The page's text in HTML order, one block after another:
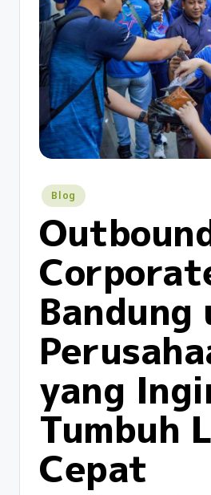
Blog
yang
Tumbuh
Cepat